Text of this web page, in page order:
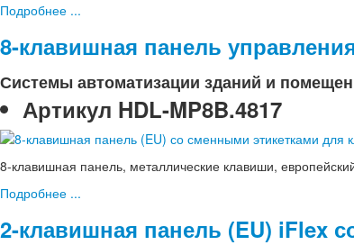
Подробнее ...
8-клавишная панель
Системы автоматизации зданий и
Артикул HDL-MP8B.4817
8-клавишная панель, металлические клавиши,
Подробнее ...
2-клавишная панель (EU) iFlex